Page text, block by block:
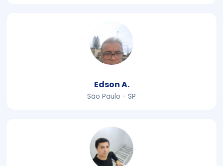
Edson A.
São Paulo - SP